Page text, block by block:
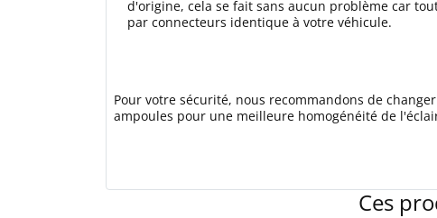
d'origine, cela se fait sans aucun problème car
par connecteurs identique à votre véhicule.
Pour votre sécurité, nous recommandons de
ampoules pour une meilleure homogénéité de
Ces